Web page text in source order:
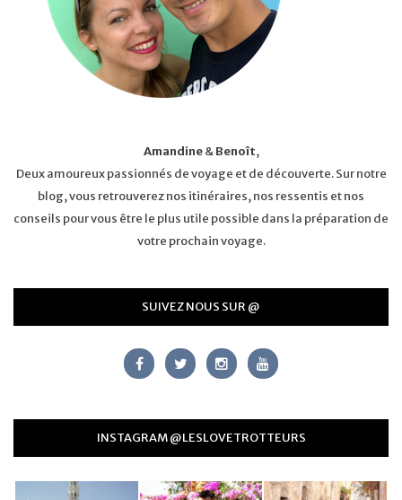
Amandine&Benoît,
Deux amoureux passionnés de voyage et de découverte. Sur notre
blog, vous retrouverez nos itinéraires, nos ressentis et nos
conseils pour vous être le plus utile possible dans la préparation de
votre prochain voyage.
SUIVEZ NOUS SUR @
INSTAGRAM @LESLOVETROTTEURS